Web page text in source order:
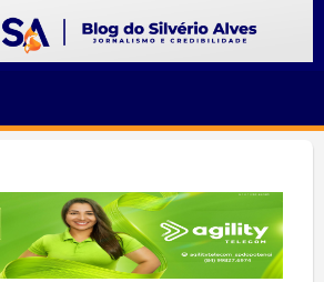
SILVERIO
ALVES